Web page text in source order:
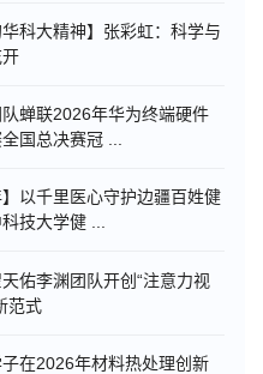
华科大精神】张彩虹：科学与
蝉联2026年华为终端硬件
国总决赛冠 ...
】以千里医心守护边疆百姓健
技大学健 ...
佑李渊团队开创“注意力视
范式
在2026年材料热处理创新